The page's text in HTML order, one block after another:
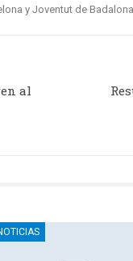
y Joventut de
al